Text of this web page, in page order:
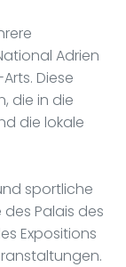
Adrien
Diese
die in die
die lokale
sportliche
Palais des
Expositions